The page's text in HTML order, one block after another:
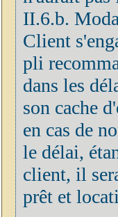
II.6.b.
Client
pli
dans les
son cache
en cas de
le délai,
client, il
prêt et